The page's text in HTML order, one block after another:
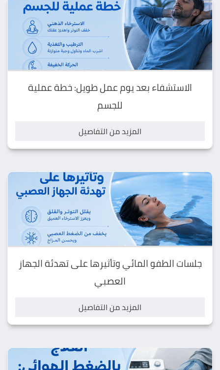
الاستشفاء بعد يوم عمل طويل: خطة عملية
للجسم
المزيد من التفاصيل
جلسات الطفو المائي وتأثيرها على تهدئة الجهاز
العصبي
المزيد من التفاصيل